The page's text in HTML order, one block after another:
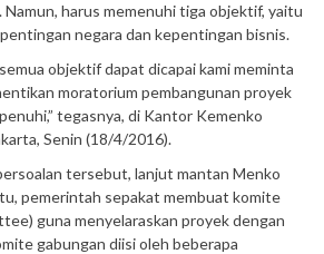
harus memenuhi tiga objektif, yaitu
negara dan kepentingan bisnis.
objektif dapat dicapai kami meminta
moratorium pembangunan proyek
tegasnya, di Kantor Kemenko
Senin (18/4/2016).
tersebut, lanjut mantan Menko
pemerintah sepakat membuat komite
guna menyelaraskan proyek dengan
gabungan diisi oleh beberapa